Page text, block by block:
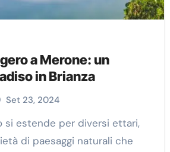
a Merone: un
in Brianza
Set 23, 2024
di paesaggi naturali che